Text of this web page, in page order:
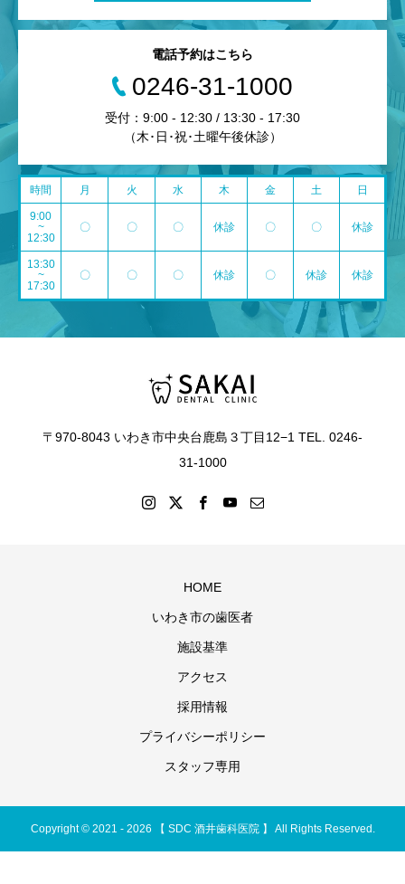
電話予約はこちら
0246-31-1000
受付：9:00 - 12:30 / 13:30 - 17:30
（木･日･祝･土曜午後休診）
時間 月 火 水 木 金 土 日
9:00
~
12:30
〇 〇 〇 休診 〇 〇 休診
13:30
~
17:30
〇 〇 〇 休診 〇 休診 休診
〒970-8043 いわき市中央台鹿島３丁目12−1 TEL. 0246-
31-1000
HOME
いわき市の歯医者
施設基準
アクセス
採用情報
プライバシーポリシー
スタッフ専用
Copyright © 2021 - 2026 【 SDC 酒井歯科医院 】 All Rights Reserved.